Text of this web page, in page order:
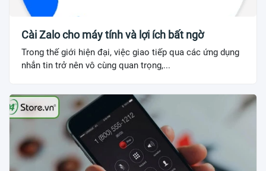
Cài Zalo cho máy tính và lợi ích bất ngờ
Trong thế giới hiện đại, việc giao tiếp qua các ứng dụng
nhắn tin trở nên vô cùng quan trọng,...